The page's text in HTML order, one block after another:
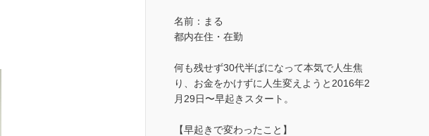
名前：まる
都内在住・在勤
何も残せず30代半ばになって本気で人生焦
り、お金をかけずに人生変えようと2016年2
月29日〜早起きスタート。
【早起きで変わったこと】